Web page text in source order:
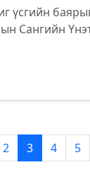
үсгийн
Сангийн
2 3 4 5